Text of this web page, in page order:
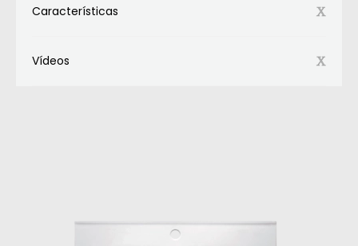
Características
Vídeos